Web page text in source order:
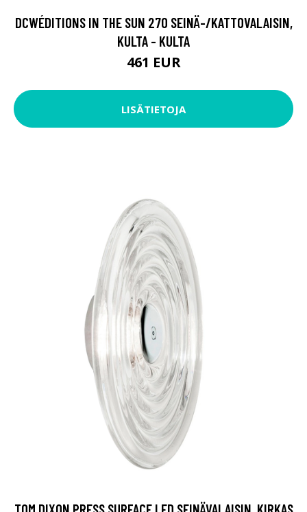
DCWÉDITIONS IN THE SUN 270 SEINÄ-/KATTOVALAISIN,
KULTA - KULTA
461 EUR
LISÄTIETOJA